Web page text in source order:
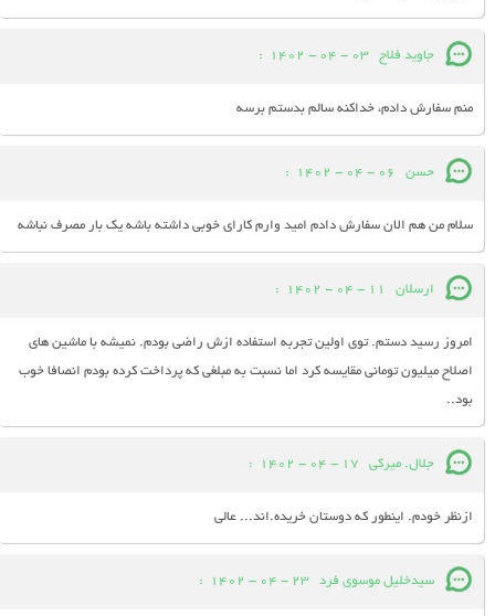
جاوید فلاح 03 - 04 - 1402
:
منم سفارش دادم، خداکنه سالم بدستم برسه
حسن 06 - 04 - 1402
:
سلام من هم الان سفارش دادم امید وارم کارای خوبی داشته باشه یک بار مصرف نباشه
ارسلان 11 - 04 - 1402
:
امروز رسید دستم. توی اولین تجربه استفاده ازش راضی بودم. نمیشه با ماشین های
اصلاح میلیون تومانی مقایسه کرد اما نسبت به مبلغی که پرداخت کرده بودم انصافا خوب
بود..
جلال. میرکی 17 - 04 - 1402
:
ازنظر خودم. اینطور که دوستان خریده.اند... عالی
سیدخلیل موسوی فرد 23 - 04 - 1402
: